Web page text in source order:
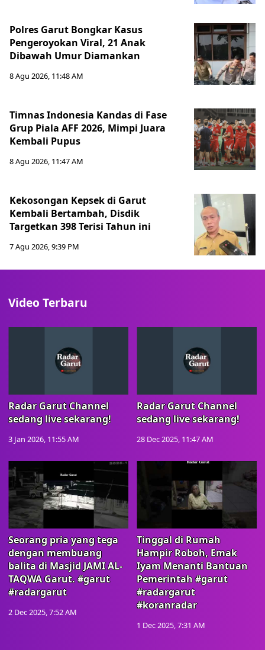
Polres Garut Bongkar Kasus
Pengeroyokan Viral, 21 Anak
Dibawah Umur Diamankan
8 Agu 2026, 11:48 AM
Timnas Indonesia Kandas di Fase
Grup Piala AFF 2026, Mimpi Juara
Kembali Pupus
8 Agu 2026, 11:47 AM
Kekosongan Kepsek di Garut
Kembali Bertambah, Disdik
Targetkan 398 Terisi Tahun ini
7 Agu 2026, 9:39 PM
Video Terbaru
Radar Garut Channel
sedang live sekarang!
3 Jan 2026, 11:55 AM
Radar Garut Channel
sedang live sekarang!
28 Dec 2025, 11:47 AM
Seorang pria yang tega
dengan membuang
balita di Masjid JAMI AL-
TAQWA Garut. #garut
#radargarut
2 Dec 2025, 7:52 AM
Tinggal di Rumah
Hampir Roboh, Emak
Iyam Menanti Bantuan
Pemerintah #garut
#radargarut
#koranradar
1 Dec 2025, 7:31 AM